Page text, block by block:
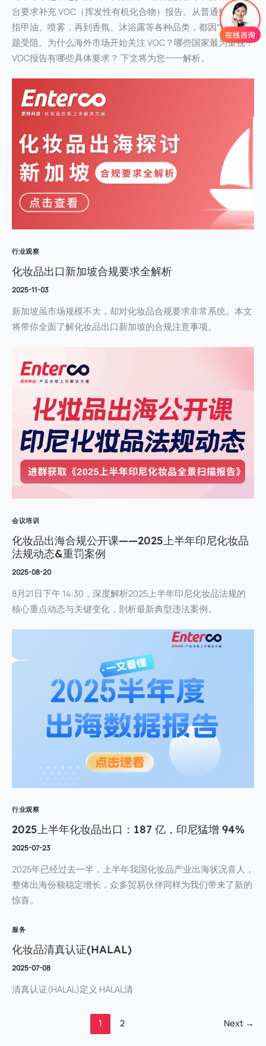
台要求补充 VOC（挥发性有机化合物）报告。从普通护肤品到
指甲油、喷雾，再到香氛、沐浴露等各种品类，都因“VOC”问
题受阻。为什么海外市场开始关注 VOC？哪些国家最为重视？
VOC报告有哪些具体要求？ 下文将为您一一解析。
行业观察
化妆品出口新加坡合规要求全解析
2025-11-03
新加坡虽市场规模不大，却对化妆品合规要求非常系统。本文
将带你全面了解化妆品出口新加坡的合规注意事项。
会议培训
化妆品出海合规公开课——2025上半年印尼化妆品
法规动态&重罚案例
2025-08-20
8月21日下午 14:30，深度解析2025上半年印尼化妆品法规的
核心重点动态与关键变化，剖析最新典型违法案例。
行业观察
2025上半年化妆品出口：187 亿，印尼猛增 94%
2025-07-23
2025年已经过去一半，上半年我国化妆品产业出海状况喜人，
整体出海份额稳定增长，众多贸易伙伴同样为我们带来了新的
惊喜。
服务
化妆品清真认证(HALAL)
2025-07-08
清真认证(HALAL)定义 HALAL清
1 2 Next →